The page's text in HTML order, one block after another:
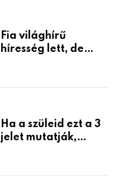
Fia világhírű
híresség lett, de
mint azt el tudnád
Ha a szüleid ezt a 3
jelet mutatják,
Készülj fel arra, ami